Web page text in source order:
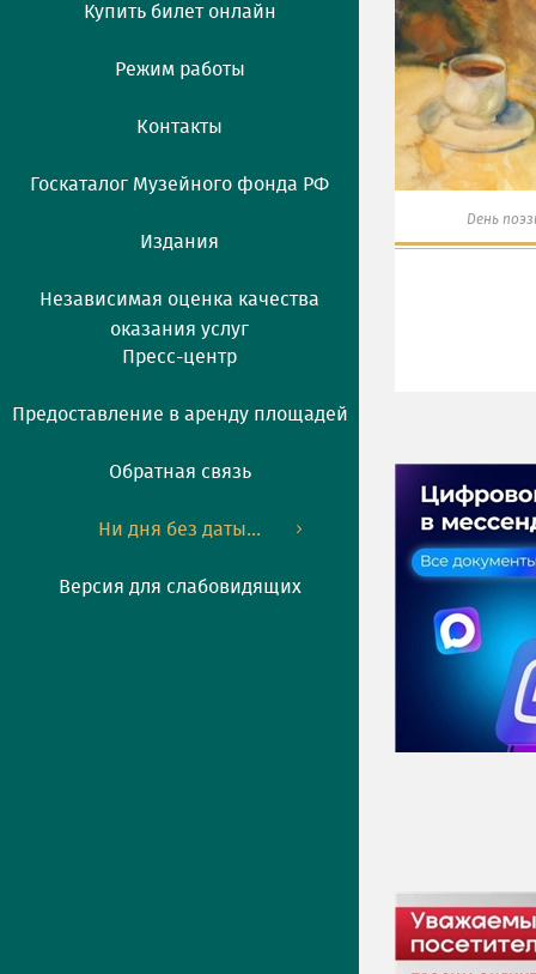
Купить билет онлайн
Режим работы
Контакты
Госкаталог Музейного фонда РФ
Издания
Независимая оценка качества
оказания услуг
Пресс-центр
Предоставление в аренду площадей
Обратная связь
Ни дня без даты...
Версия для слабовидящих
День